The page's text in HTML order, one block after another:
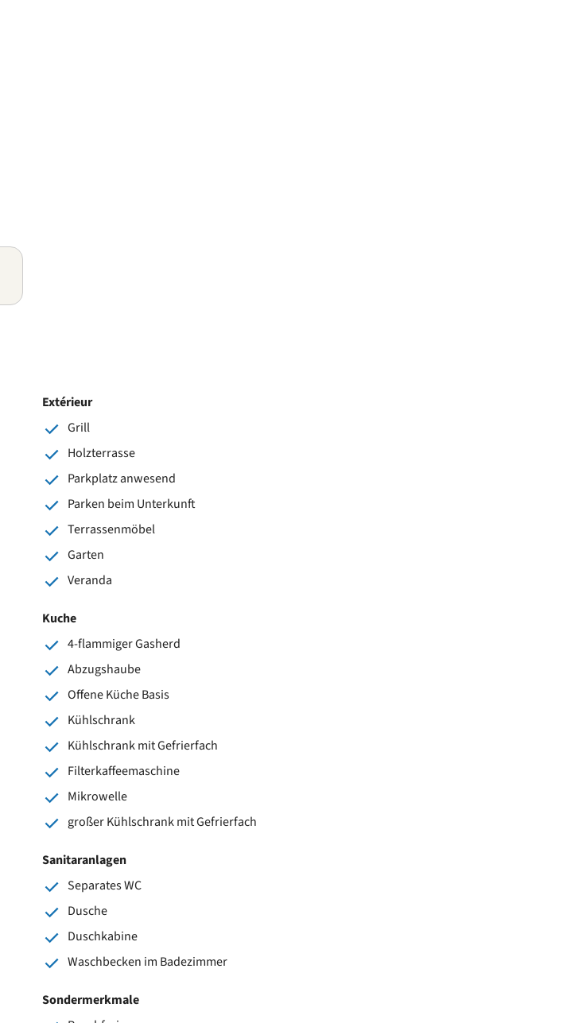
Extérieur
Grill
Holzterrasse
Parkplatz anwesend
Parken beim Unterkunft
Terrassenmöbel
Garten
Veranda
Kuche
4-flammiger Gasherd
Abzugshaube
Offene Küche Basis
Kühlschrank
Kühlschrank mit Gefrierfach
Filterkaffeemaschine
Mikrowelle
großer Kühlschrank mit Gefrierfach
Sanitaranlagen
Separates WC
Dusche
Duschkabine
Waschbecken im Badezimmer
Sondermerkmale